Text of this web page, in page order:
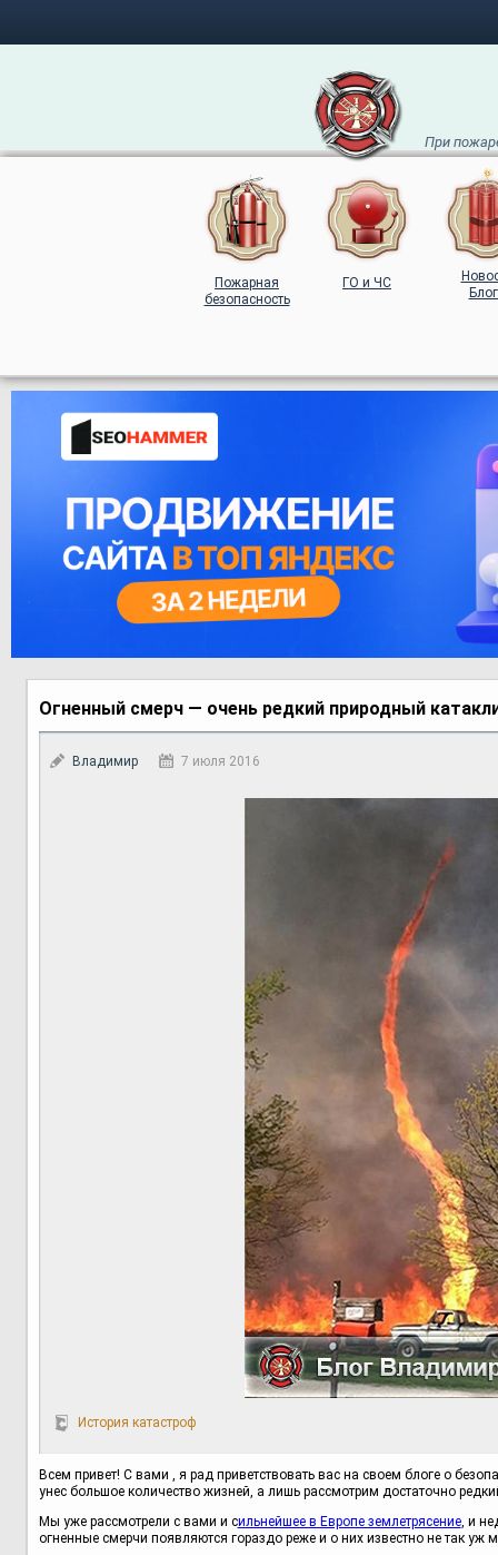
При
Пожарная
безопасность
ГО и ЧС
Огненный смерч — очень редкий природный
Владимир 7 июля 2016
История катастроф
Всем привет! С вами , я рад приветствовать вас на своем блоге о
унес большое количество жизней, а лишь рассмотрим достаточно
Мы уже рассмотрели с вами и сильнейшее в Европе землетрясение, и
огненные смерчи появляются гораздо реже и о них известно не так уж